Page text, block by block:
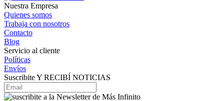
Nuestra Empresa
Quienes somos
Trabaja con nosotros
Contacto
Blog
Servicio al cliente
Políticas
Envíos
Suscribite Y RECIBÍ NOTICIAS